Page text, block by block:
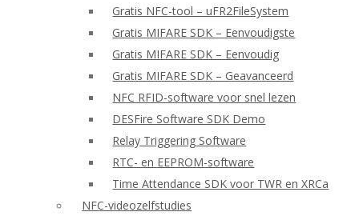
Gratis NFC-tool – uFR2FileSystem
Gratis MIFARE SDK – Eenvoudigste
Gratis MIFARE SDK – Eenvoudig
Gratis MIFARE SDK – Geavanceerd
NFC RFID-software voor snel lezen
DESFire Software SDK Demo
Relay Triggering Software
RTC- en EEPROM-software
Time Attendance SDK voor TWR en XRCa
NFC-videozelfstudies